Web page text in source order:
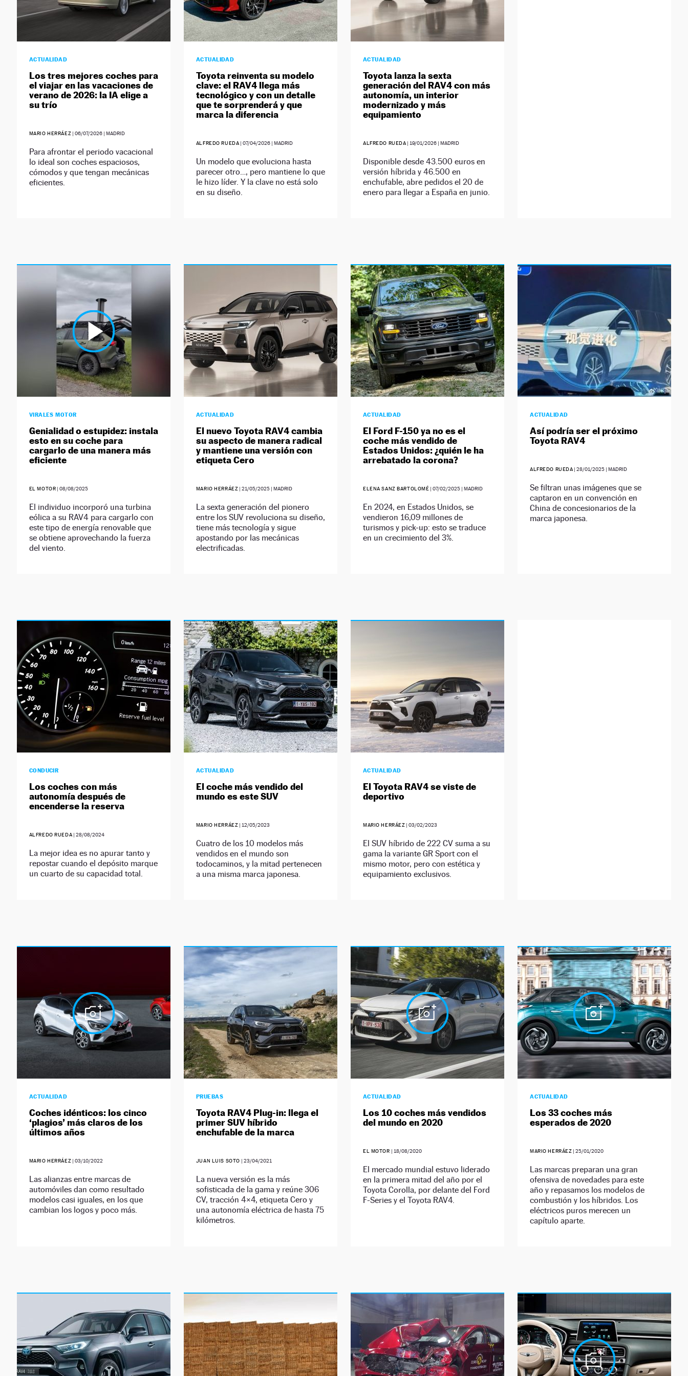
ACTUALIDAD
Los tres mejores coches para
el viajar en las vacaciones de
verano de 2026: la IA elige a
su trío
MARIO HERRÁEZ |06/07/2026 | MADRID
Para afrontar el periodo vacacional
lo ideal son coches espaciosos,
cómodos y que tengan mecánicas
eficientes.
ACTUALIDAD
Toyota reinventa su modelo
clave: el RAV4 llega más
tecnológico y con un detalle
que te sorprenderá y que
marca la diferencia
ALFREDO RUEDA |07/04/2026 | MADRID
Un modelo que evoluciona hasta
parecer otro…, pero mantiene lo que
le hizo líder. Y la clave no está solo
en su diseño.
ACTUALIDAD
Toyota lanza la sexta
generación del RAV4 con más
autonomía, un interior
modernizado y más
equipamiento
ALFREDO RUEDA | 19/01/2026 | MADRID
Disponible desde 43.500 euros en
versión híbrida y 46.500 en
enchufable, abre pedidos el 20 de
enero para llegar a España en junio.
VIRALES MOTOR
Genialidad o estupidez: instala
esto en su coche para
cargarlo de una manera más
eficiente
EL MOTOR |08/08/2025
El individuo incorporó una turbina
eólica a su RAV4 para cargarlo con
este tipo de energía renovable que
se obtiene aprovechando la fuerza
del viento.
ACTUALIDAD
El nuevo Toyota RAV4 cambia
su aspecto de manera radical
y mantiene una versión con
etiqueta Cero
MARIO HERRÁEZ |21/05/2025 | MADRID
La sexta generación del pionero
entre los SUV revoluciona su diseño,
tiene más tecnología y sigue
apostando por las mecánicas
electrificadas.
ACTUALIDAD
El Ford F-150 ya no es el
coche más vendido de
Estados Unidos: ¿quién le ha
arrebatado la corona?
ELENA SANZ BARTOLOMÉ |07/02/2025 | MADRID
En 2024, en Estados Unidos, se
vendieron 16,09 millones de
turismos y pick-up: esto se traduce
en un crecimiento del 3%.
ACTUALIDAD
Así podría ser el próximo
Toyota RAV4
ALFREDO RUEDA |28/01/2025 | MADRID
Se filtran unas imágenes que se
captaron en un convención en
China de concesionarios de la
marca japonesa.
CONDUCIR
Los coches con más
autonomía después de
encenderse la reserva
ALFREDO RUEDA |28/08/2024
La mejor idea es no apurar tanto y
repostar cuando el depósito marque
un cuarto de su capacidad total.
ACTUALIDAD
El coche más vendido del
mundo es este SUV
MARIO HERRÁEZ | 12/05/2023
Cuatro de los 10 modelos más
vendidos en el mundo son
todocaminos, y la mitad pertenecen
a una misma marca japonesa.
ACTUALIDAD
El Toyota RAV4 se viste de
deportivo
MARIO HERRÁEZ |03/02/2023
El SUV híbrido de 222 CV suma a su
gama la variante GR Sport con el
mismo motor, pero con estética y
equipamiento exclusivos.
ACTUALIDAD
Coches idénticos: los cinco
‘plagios’ más claros de los
últimos años
MARIO HERRÁEZ |03/10/2022
Las alianzas entre marcas de
automóviles dan como resultado
modelos casi iguales, en los que
cambian los logos y poco más.
PRUEBAS
Toyota RAV4 Plug-in: llega el
primer SUV híbrido
enchufable de la marca
JUAN LUIS SOTO | 23/04/2021
La nueva versión es la más
sofisticada de la gama y reúne 306
CV, tracción 4×4, etiqueta Cero y
una autonomía eléctrica de hasta 75
kilómetros.
ACTUALIDAD
Los 10 coches más vendidos
del mundo en 2020
EL MOTOR | 18/08/2020
El mercado mundial estuvo liderado
en la primera mitad del año por el
Toyota Corolla, por delante del Ford
F-Series y el Toyota RAV4.
ACTUALIDAD
Los 33 coches más
esperados de 2020
MARIO HERRÁEZ |25/01/2020
Las marcas preparan una gran
ofensiva de novedades para este
año y repasamos los modelos de
combustión y los híbridos. Los
eléctricos puros merecen un
capítulo aparte.